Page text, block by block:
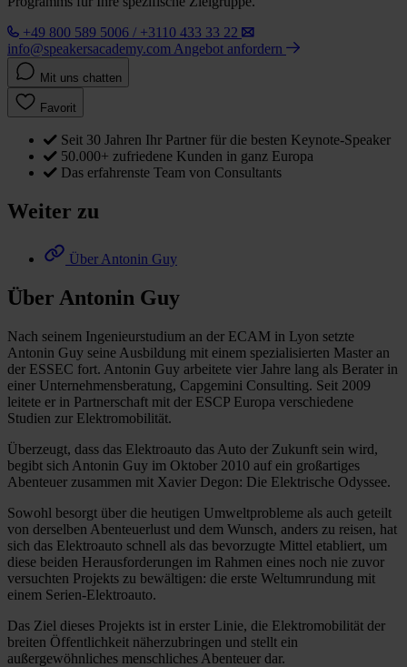
+49 800 589 5006 / +3110 433 33 22
info@speakersacademy.com Angebot anfordern
Mit uns chatten
Favorit
Seit 30 Jahren Ihr Partner für die besten Keynote-Speaker
50.000+ zufriedene Kunden in ganz Europa
Das erfahrenste Team von Consultants
Weiter zu
Über Antonin Guy
Über Antonin Guy
Nach seinem Ingenieurstudium an der ECAM in Lyon setzte
Antonin Guy seine Ausbildung mit einem spezialisierten Master an
der ESSEC fort. Antonin Guy arbeitete vier Jahre lang als Berater in
einer Unternehmensberatung, Capgemini Consulting. Seit 2009
leitete er in Partnerschaft mit der ESCP Europa verschiedene
Studien zur Elektromobilität.
Überzeugt, dass das Elektroauto das Auto der Zukunft sein wird,
begibt sich Antonin Guy im Oktober 2010 auf ein großartiges
Abenteuer zusammen mit Xavier Degon: Die Elektrische Odyssee.
Sowohl besorgt über die heutigen Umweltprobleme als auch geteilt
von derselben Abenteuerlust und dem Wunsch, anders zu reisen, hat
sich das Elektroauto schnell als das bevorzugte Mittel etabliert, um
diese beiden Herausforderungen im Rahmen eines noch nie zuvor
versuchten Projekts zu bewältigen: die erste Weltumrundung mit
einem Serien-Elektroauto.
Das Ziel dieses Projekts ist in erster Linie, die Elektromobilität der
breiten Öffentlichkeit näherzubringen und stellt ein
außergewöhnliches menschliches Abenteuer dar.